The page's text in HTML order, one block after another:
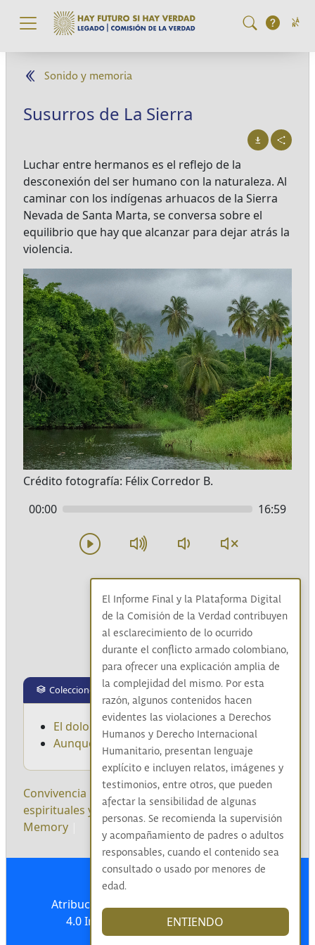
Pasar al contenido principal
Sonido y memoria
Susurros de La Sierra
Luchar entre hermanos es el reflejo de la
desconexión del ser humano con la naturaleza. Al
caminar con los indígenas arhuacos de la Sierra
Nevada de Santa Marta, se conversa sobre el
equilibrio que hay que alcanzar para dejar atrás la
violencia.
Crédito fotografía: Félix Corredor B.
00:00
16:59
[Sonido de la selva]
[Sonidos de pájaros]
Colecciones
El dolor de la naturaleza
Aunque tú no lo creas
Convivencia Indígenas arhuacos| Prácticas
espirituales y ancestrales|English | Sound and
Memory
Atribución-NoComercial-CompartirIgual
4.0 Internacional (CC BY-NC-SA 4.0)
El Informe Final y la Plataforma Digital
de la Comisión de la Verdad contribuyen
al esclarecimiento de lo ocurrido
durante el conflicto armado colombiano,
para ofrecer una explicación amplia de
la complejidad del mismo. Por esta
razón, algunos contenidos hacen
evidentes las violaciones a Derechos
Humanos y Derecho Internacional
Humanitario, presentan lenguaje
explícito e incluyen relatos, imágenes y
testimonios, entre otros, que pueden
afectar la sensibilidad de algunas
personas. Se recomienda la supervisión
y acompañamiento de padres o adultos
responsables, cuando el contenido sea
consultado o usado por menores de
edad.
ENTIENDO